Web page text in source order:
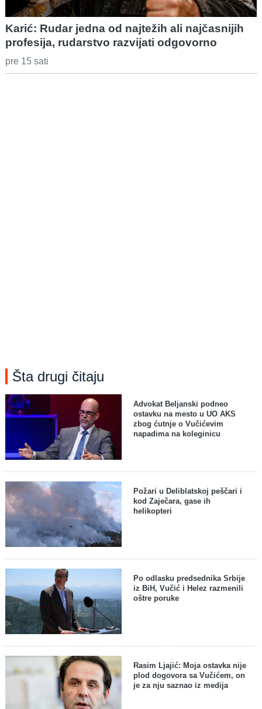
Karić: Rudar jedna od najtežih ali najčasnijih
profesija, rudarstvo razvijati odgovorno
pre 15 sati
Šta drugi čitaju
Advokat Beljanski podneo
ostavku na mesto u UO AKS
zbog ćutnje o Vučićevim
napadima na koleginicu
Požari u Deliblatskoj peščari i
kod Zaječara, gase ih
helikopteri
Po odlasku predsednika Srbije
iz BiH, Vučić i Helez razmenili
oštre poruke
Rasim Ljajić: Moja ostavka nije
plod dogovora sa Vučićem, on
je za nju saznao iz medija